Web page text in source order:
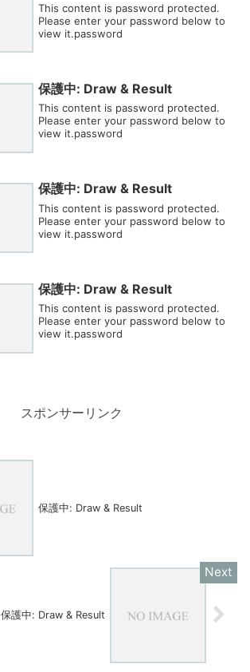
This content is password protected.
Please enter your password below to
view it.password
保護中: Draw & Result
This content is password protected.
Please enter your password below to
view it.password
保護中: Draw & Result
This content is password protected.
Please enter your password below to
view it.password
保護中: Draw & Result
This content is password protected.
Please enter your password below to
view it.password
スポンサーリンク
保護中: Draw & Result
保護中: Draw & Result